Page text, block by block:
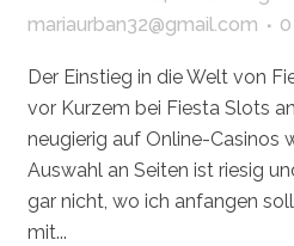
mariaurban32@gmail.com
Der Einstieg in die Welt von
vor Kurzem bei Fiesta Slots
neugierig auf Online-Casinos
Auswahl an Seiten ist riesig
gar nicht, wo ich anfangen
mit...